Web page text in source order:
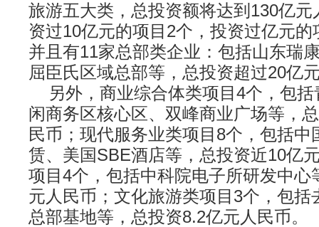
旅游五大类，总投资额将达到130亿元
资过10亿元的项目2个，投资过亿元的
并且有11家总部类企业：包括山东瑞
屈臣氏区域总部等，总投资超过20亿
另外，商业综合体类项目4个，包括
闲商务区核心区、双峰商业广场等，
民币；现代服务业类项目8个，包括中
赁、美国SBE酒店等，总投资近10亿
项目4个，包括中科院电子所研发中心
元人民币；文化旅游类项目3个，包括
总部基地等，总投资8.2亿元人民币。